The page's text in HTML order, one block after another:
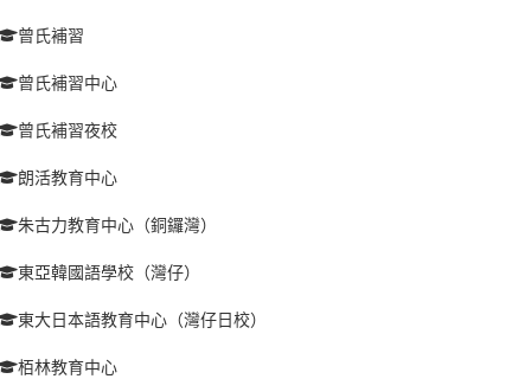
曾氏補習
曾氏補習中心
曾氏補習夜校
朗活教育中心
朱古力教育中心（銅鑼灣）
東亞韓國語學校（灣仔）
東大日本語教育中心（灣仔日校）
栢林教育中心